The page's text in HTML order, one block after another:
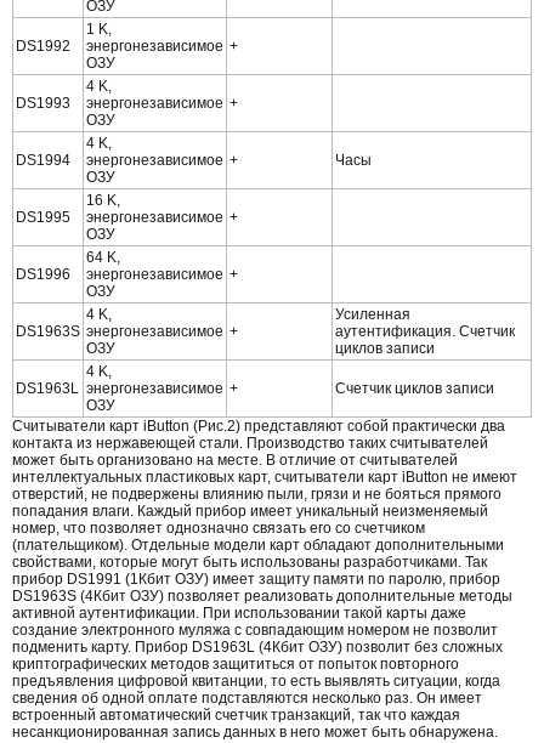
ОЗУ
DS1992
1 K,
энергонезависимое
ОЗУ
+
DS1993
4 K,
энергонезависимое
ОЗУ
+
DS1994
4 K,
энергонезависимое
ОЗУ
+ Часы
DS1995
16 K,
энергонезависимое
ОЗУ
+
DS1996
64 K,
энергонезависимое
ОЗУ
+
DS1963S
4 K,
энергонезависимое
ОЗУ
+
Усиленная
аутентификация. Счетчик
циклов записи
DS1963L
4 K,
энергонезависимое
ОЗУ
+ Счетчик циклов записи
Считыватели карт iButton (Рис.2) представляют собой практически два
контакта из нержавеющей стали. Производство таких считывателей
может быть организовано на месте. В отличие от считывателей
интеллектуальных пластиковых карт, считыватели карт iButton не имеют
отверстий, не подвержены влиянию пыли, грязи и не бояться прямого
попадания влаги. Каждый прибор имеет уникальный неизменяемый
номер, что позволяет однозначно связать его со счетчиком
(плательщиком). Отдельные модели карт обладают дополнительными
свойствами, которые могут быть использованы разработчиками. Так
прибор DS1991 (1Кбит ОЗУ) имеет защиту памяти по паролю, прибор
DS1963S (4Кбит ОЗУ) позволяет реализовать дополнительные методы
активной аутентификации. При использовании такой карты даже
создание электронного муляжа с совпадающим номером не позволит
подменить карту. Прибор DS1963L (4Кбит ОЗУ) позволит без сложных
криптографических методов защититься от попыток повторного
предъявления цифровой квитанции, то есть выявлять ситуации, когда
сведения об одной оплате подставляются несколько раз. Он имеет
встроенный автоматический счетчик транзакций, так что каждая
несанкционированная запись данных в него может быть обнаружена.